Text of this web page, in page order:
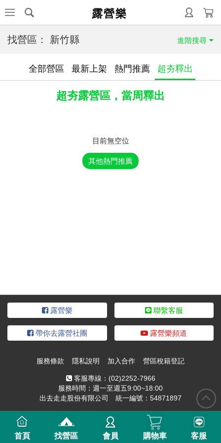
露營樂
找營區： 新竹縣 進階搜尋
全部營區 最新上架 熱門推薦 超夯釋出
超夯露營區，當周釋出
目前無空位
其他熱門推薦
露營樂 聯繫客服
帶你去露營社團 露營樂頻道
服務條款 隱私說明 加入合作 營區稅籍登記
客服專線： (02)2252-7966
服務時間：週一至週五9:00~18:00
出去走走股份有限公司 統一編號：54871897
首頁 找營區 會員 購物車 客服